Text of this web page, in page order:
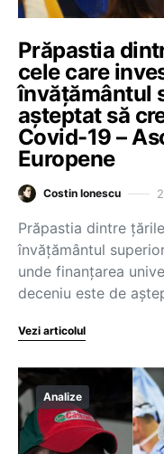
Prăpastia
cele care
învățământul
așteptat să
Covid-19 –
Europene
Costin Ionescu
Prăpastia dintre
învățământul
unde finanțarea
deceniu este de
Vezi articolul
Analize